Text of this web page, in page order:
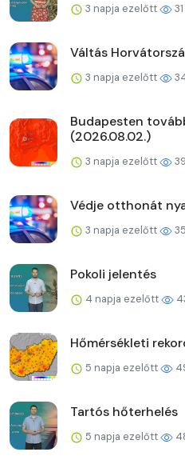
3 napja ezelőtt 31
Váltás
3 napja ezelőtt
Budapesten
(2026.08.02.)
3 napja ezelőtt 39
Védje otthonát
3 napja ezelőtt 35
Pokoli jelentés
4 napja ezelőtt
Hőmérsékleti
5 napja ezelőtt
Tartós hőterhelés
5 napja ezelőtt